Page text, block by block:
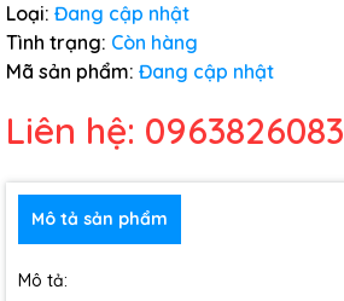
Loại: Đang cập nhật
Tình trạng: Còn hàng
Mã sản phẩm: Đang cập nhật
Liên hệ: 0963826083
Mô tả sản phẩm
Mô tả: